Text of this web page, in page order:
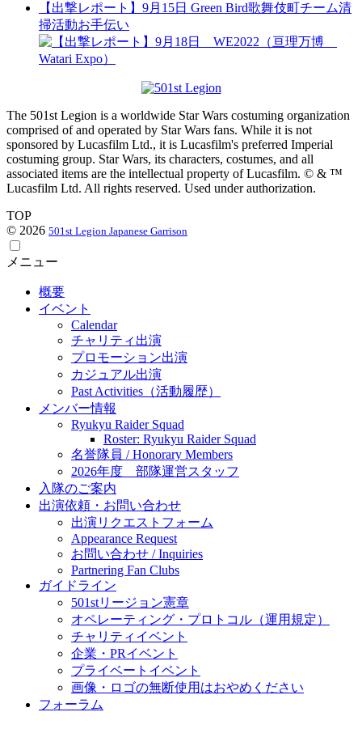
【出撃レポート】9月15日 Green Bird歌舞伎町チーム清
掃活動お手伝い
The 501st Legion is a worldwide Star Wars costuming organization
comprised of and operated by Star Wars fans. While it is not
sponsored by Lucasfilm Ltd., it is Lucasfilm's preferred Imperial
costuming group. Star Wars, its characters, costumes, and all
associated items are the intellectual property of Lucasfilm. © & ™
Lucasfilm Ltd. All rights reserved. Used under authorization.
TOP
© 2026 501st Legion Japanese Garrison
メニュー
概要
イベント
Calendar
チャリティ出演
プロモーション出演
カジュアル出演
Past Activities（活動履歴）
メンバー情報
Ryukyu Raider Squad
Roster: Ryukyu Raider Squad
名誉隊員 / Honorary Members
2026年度 部隊運営スタッフ
入隊のご案内
出演依頼・お問い合わせ
出演リクエストフォーム
Appearance Request
お問い合わせ / Inquiries
Partnering Fan Clubs
ガイドライン
501stリージョン憲章
オペレーティング・プロトコル（運用規定）
チャリティイベント
企業・PRイベント
プライベートイベント
画像・ロゴの無断使用はおやめください
フォーラム